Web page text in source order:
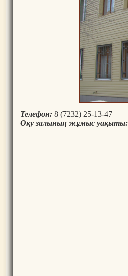
Телефон: 8 (7232) 25-13-47
Оқу залының жұмыс уақыты: